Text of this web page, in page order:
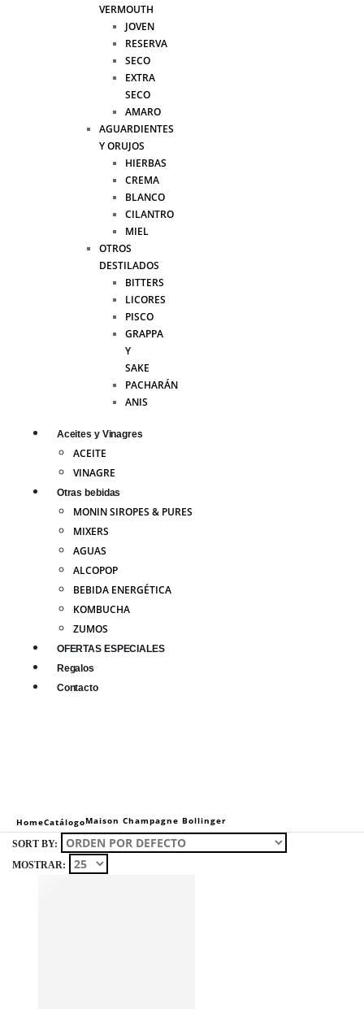
VERMOUTH
JOVEN
RESERVA
SECO
EXTRA
SECO
AMARO
AGUARDIENTES
Y ORUJOS
HIERBAS
CREMA
BLANCO
CILANTRO
MIEL
OTROS
DESTILADOS
BITTERS
LICORES
PISCO
GRAPPA
Y
SAKE
PACHARÁN
ANIS
Aceites y Vinagres
ACEITE
VINAGRE
Otras bebidas
MONIN SIROPES & PURES
MIXERS
AGUAS
ALCOPOP
BEBIDA ENERGÉTICA
KOMBUCHA
ZUMOS
OFERTAS ESPECIALES
Regalos
Contacto
HomeCatálogoMaison Champagne Bollinger
SORT BY:
MOSTRAR: